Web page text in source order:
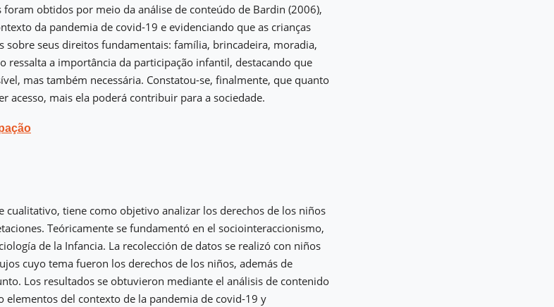
obtidos por meio da análise de conteúdo de Bardin (2006),
da pandemia de covid-19 e evidenciando que as crianças
sobre seus direitos fundamentais: família, brincadeira, moradia,
ressalta a importância da participação infantil, destacando que
mas também necessária. Constatou-se, finalmente, que quanto
acesso, mais ela poderá contribuir para a sociedade.
cualitativo, tiene como objetivo analizar los derechos de los niños
Teóricamente se fundamentó en el sociointeraccionismo,
de la Infancia. La recolección de datos se realizó con niños
cuyo tema fueron los derechos de los niños, además de
Los resultados se obtuvieron mediante el análisis de contenido
elementos del contexto de la pandemia de covid-19 y